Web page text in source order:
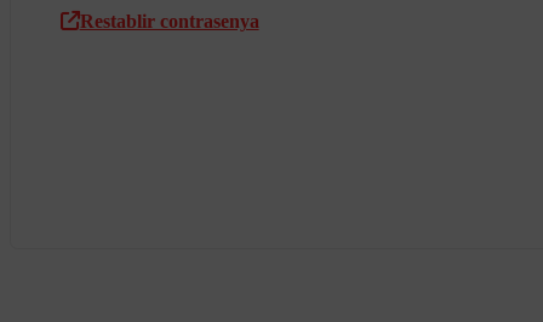
Restablir contrasenya